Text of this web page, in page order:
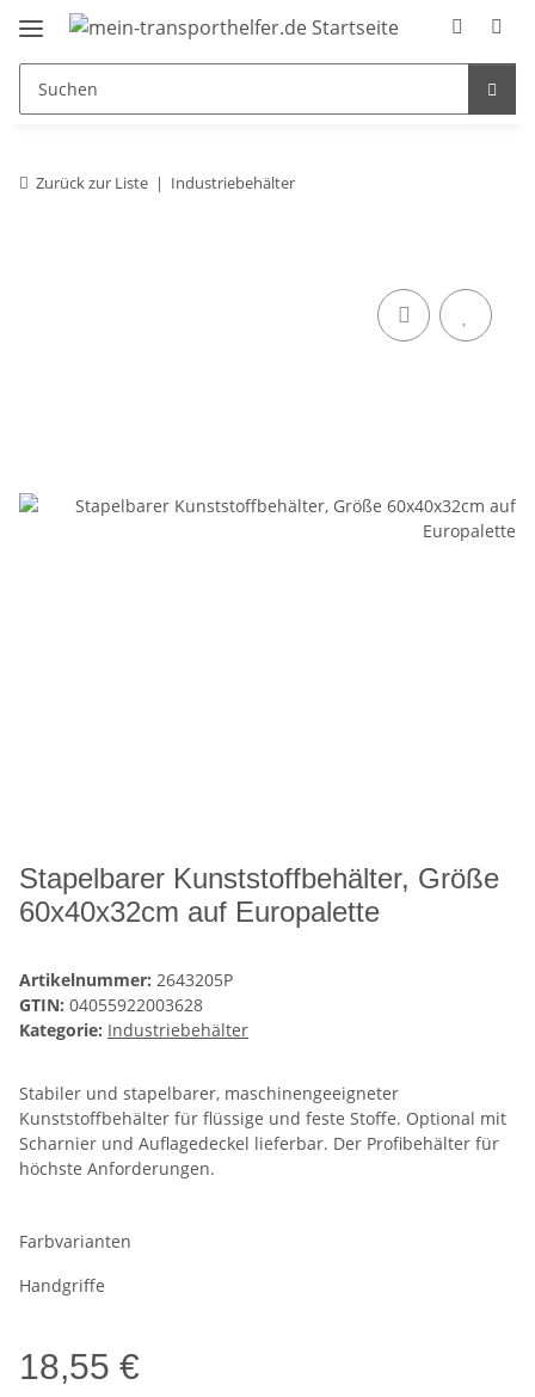
Zurück zur Liste Industriebehälter
Stapelbarer Kunststoffbehälter, Größe
60x40x32cm auf Europalette
Artikelnummer: 2643205P
GTIN: 04055922003628
Kategorie: Industriebehälter
Stabiler und stapelbarer, maschinengeeigneter
Kunststoffbehälter für flüssige und feste Stoffe. Optional mit
Scharnier und Auflagedeckel lieferbar. Der Profibehälter für
höchste Anforderungen.
Farbvarianten
Handgriffe
18,55 €